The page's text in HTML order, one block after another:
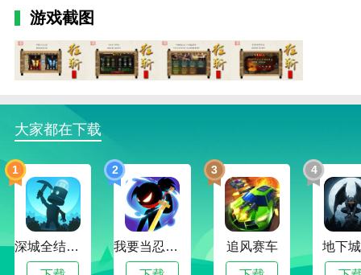
游戏体验
等获得各种稀有装备。
2。独特的宠物系统可以让玩家拥有各种可爱的宠物来
提升自己的能力和属性。
3。精美的图形和音效让玩家体验到身临其境的游戏体
4。具有挑战性和丰富多彩的地下城。玩家可以组队挑
战这些地下城，获得宝贵的装备和经验。
游戏回顾
多样化的交易系统，包括拍卖行和交易所，让玩家可以
游戏截图
大家都在下载
1
深城全结局解锁版
2
我要当忍者无限金币版
3
追风赛车
4
地下